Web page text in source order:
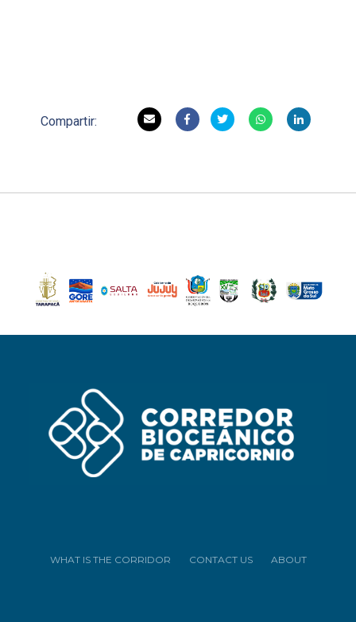
Compartir:
WHAT IS THE CORRIDOR CONTACT US ABOUT